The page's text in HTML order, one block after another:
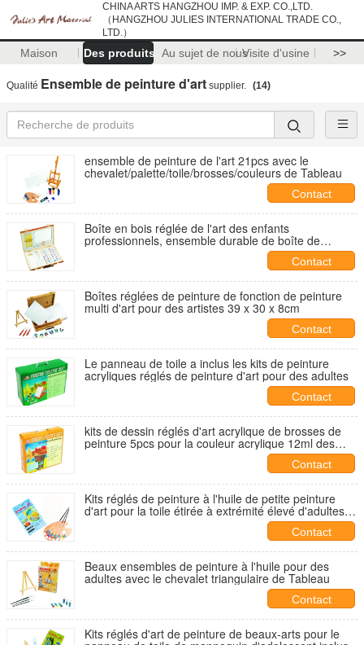
CHINA ARTS HANGZHOU IMP. & EXP. CO.,LTD.
（HANGZHOU JULIES INTERNATIONAL TRADE CO.,
LTD.）
Maison Des produits Au sujet de nousVisite d'usine >>
Qualité Ensemble de peinture d'art supplier. (14)
ensemble de peinture de l'art 21pcs avec le
chevalet/palette/toile/brosses/couleurs de Tableau
Contact
Boîte en bois réglée de l'art des enfants
professionnels, ensemble durable de boîte de
Contact
Boîtes réglées de peinture de fonction de peinture
multi d'art pour des artistes 39 x 30 x 8cm
Contact
Le panneau de toile a inclus les kits de peinture
acryliques réglés de peinture d'art pour des adultes
Contact
kits de dessin réglés d'art acrylique de brosses de
peinture 5pcs pour la couleur acrylique 12ml des
Contact
Kits réglés de peinture à l'huile de petite peinture
d'art pour la toile étirée à extrémité élevé d'adultes
Contact
Beaux ensembles de peinture à l'huile pour des
adultes avec le chevalet triangulaire de Tableau
Contact
Kits réglés d'art de peinture de beaux-arts pour le